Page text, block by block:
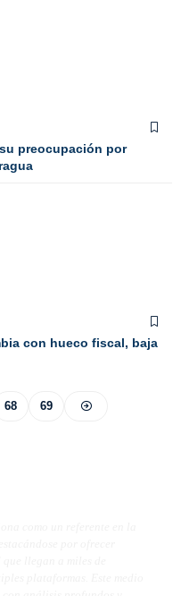
preocupación por
con hueco fiscal, baja
68 69